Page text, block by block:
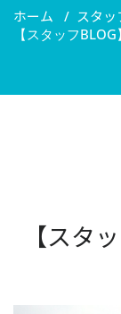
ホーム / スタ
【スタッフ
【スタ